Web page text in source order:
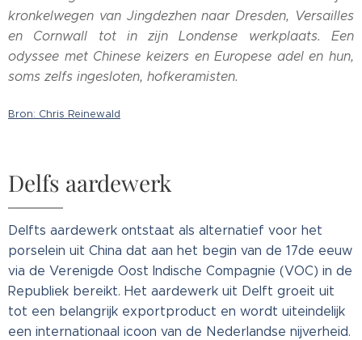
kronkelwegen van Jingdezhen naar Dresden, Versailles
en Cornwall tot in zijn Londense werkplaats. Een
odyssee met Chinese keizers en Europese adel en hun,
soms zelfs ingesloten, hofkeramisten.
Bron: Chris Reinewald
Delfs aardewerk
Delfts aardewerk ontstaat als alternatief voor het
porselein uit China dat aan het begin van de 17de eeuw
via de Verenigde Oost Indische Compagnie (VOC) in de
Republiek bereikt. Het aardewerk uit Delft groeit uit
tot een belangrijk exportproduct en wordt uiteindelijk
een internationaal icoon van de Nederlandse nijverheid.